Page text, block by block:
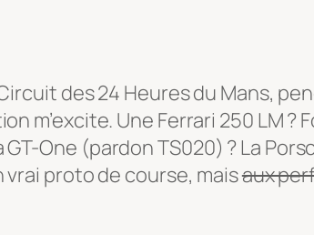
des 24 Heures du Mans,
Une Ferrari 250 LM ?
One (pardon TS020) ? La
vrai proto de course, maisaux